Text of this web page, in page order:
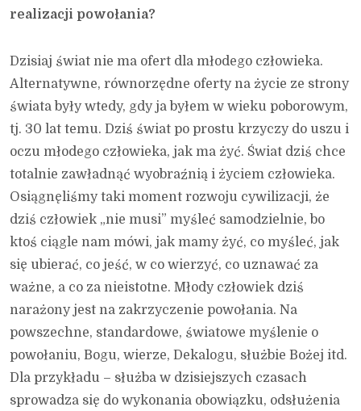
realizacji powołania?
Dzisiaj świat nie ma ofert dla młodego człowieka.
Alternatywne, równorzędne oferty na życie ze strony
świata były wtedy, gdy ja byłem w wieku poborowym,
tj. 30 lat temu. Dziś świat po prostu krzyczy do uszu i
oczu młodego człowieka, jak ma żyć. Świat dziś chce
totalnie zawładnąć wyobraźnią i życiem człowieka.
Osiągnęliśmy taki moment rozwoju cywilizacji, że
dziś człowiek „nie musi” myśleć samodzielnie, bo
ktoś ciągle nam mówi, jak mamy żyć, co myśleć, jak
się ubierać, co jeść, w co wierzyć, co uznawać za
ważne, a co za nieistotne. Młody człowiek dziś
narażony jest na zakrzyczenie powołania. Na
powszechne, standardowe, światowe myślenie o
powołaniu, Bogu, wierze, Dekalogu, służbie Bożej itd.
Dla przykładu – służba w dzisiejszych czasach
sprowadza się do wykonania obowiązku, odsłużenia